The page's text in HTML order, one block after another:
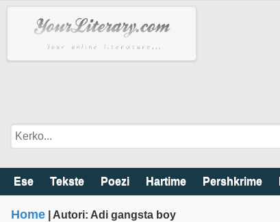
Ese Tekste Poezi Hartime Pershkrime
Home | Autori: Adi gangsta boy